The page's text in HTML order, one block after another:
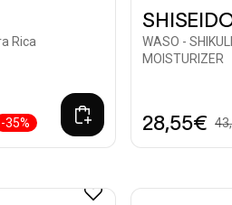
Rica
-35%
WASO -
MOISTURIZER
28,55€